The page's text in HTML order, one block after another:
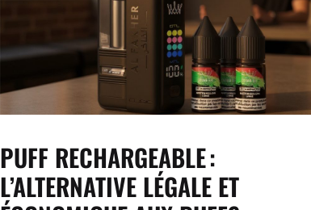
PUFF RECHARGEABLE :
L’ALTERNATIVE LÉGALE ET